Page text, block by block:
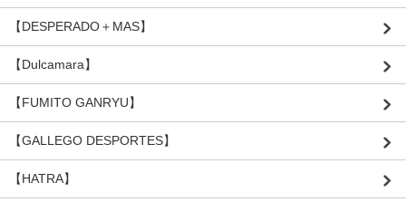
【DESPERADO＋MAS】
【Dulcamara】
【FUMITO GANRYU】
【GALLEGO DESPORTES】
【HATRA】